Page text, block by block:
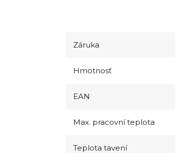
Záruka
Hmotnosť
EAN
Max. pracovní teplota
Teplota tavení